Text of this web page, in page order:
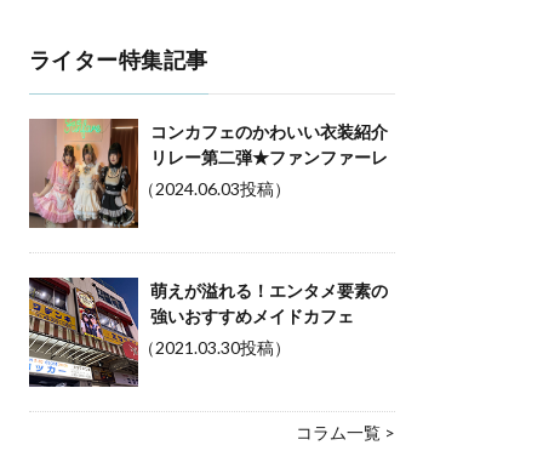
ライター特集記事
コンカフェのかわいい衣装紹介
リレー第二弾★ファンファーレ
（2024.06.03投稿）
萌えが溢れる！エンタメ要素の
強いおすすめメイドカフェ
（2021.03.30投稿）
コラム一覧 >